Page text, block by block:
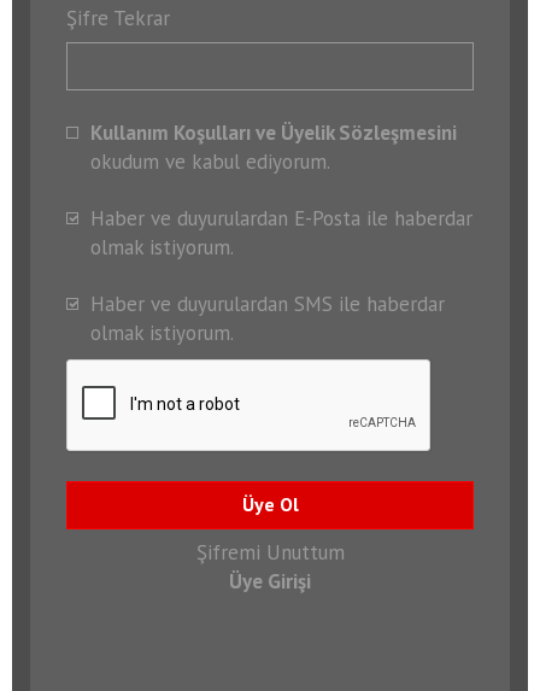
Şifre Tekrar
Kullanım Koşulları ve Üyelik Sözleşmesini
okudum ve kabul ediyorum.
Haber ve duyurulardan E-Posta ile haberdar
olmak istiyorum.
Haber ve duyurulardan SMS ile haberdar
olmak istiyorum.
Üye Ol
Şifremi Unuttum
Üye Girişi